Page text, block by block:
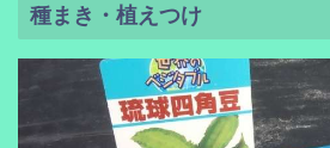
種まき・植えつけ